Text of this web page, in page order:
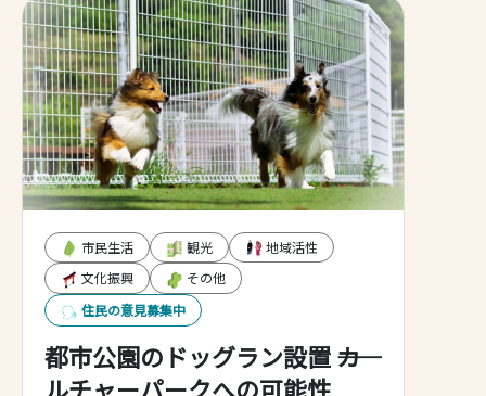
要だと思います 自治会の回覧板など
に常に案内を乗せておくなどすると
よいのではないでしょうか？
市民生活 観光
地域活性
文化振興
その他
住民の意見募集中
都市公園のドッグラン設置 ――カ
ルチャーパークへの可能性